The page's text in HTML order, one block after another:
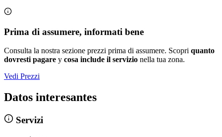
Prima di assumere, informati bene
Consulta la nostra sezione prezzi prima di assumere. Scopri quanto
dovresti pagare y cosa include il servizio nella tua zona.
Vedi Prezzi
Datos interesantes
Servizi